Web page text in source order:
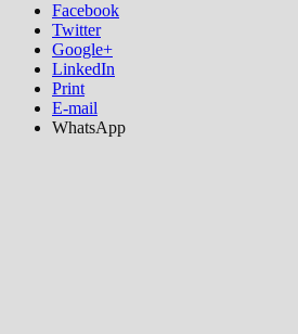
Facebook
Twitter
Google+
LinkedIn
Print
E-mail
WhatsApp